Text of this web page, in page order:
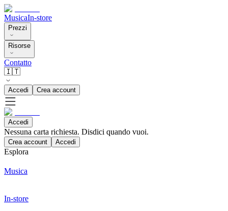
MusicaIn-store
Prezzi
Risorse
Contatto
🇮🇹
Accedi Crea account
Accedi
Nessuna carta richiesta. Disdici quando vuoi.
Crea account Accedi
Esplora
Musica
In-store